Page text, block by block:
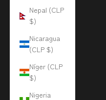
Nepal (CLP
$)
Nicaragua
(CLP $)
Níger (CLP
$)
Nigeria